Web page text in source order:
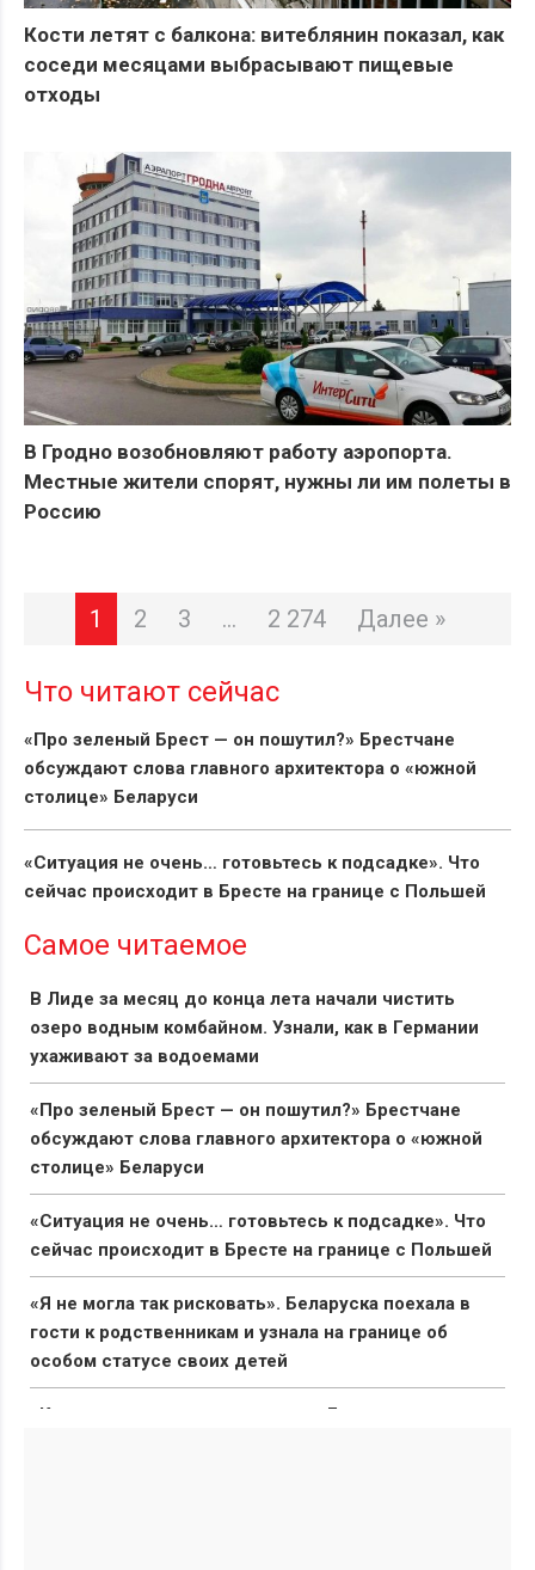
Кости летят с балкона: витеблянин показал, как
соседи месяцами выбрасывают пищевые
отходы
В Гродно возобновляют работу аэропорта.
Местные жители спорят, нужны ли им полеты в
Россию
1 2 3 … 2 274 Далее »
Что читают сейчас
«Про зеленый Брест — он пошутил?» Брестчане
обсуждают слова главного архитектора о «южной
столице» Беларуси
«Ситуация не очень… готовьтесь к подсадке». Что
сейчас происходит в Бресте на границе с Польшей
Самое читаемое
В Лиде за месяц до конца лета начали чистить
озеро водным комбайном. Узнали, как в Германии
ухаживают за водоемами
«Про зеленый Брест — он пошутил?» Брестчане
обсуждают слова главного архитектора о «южной
столице» Беларуси
«Ситуация не очень… готовьтесь к подсадке». Что
сейчас происходит в Бресте на границе с Польшей
«Я не могла так рисковать». Беларуска поехала в
гости к родственникам и узнала на границе об
особом статусе своих детей
«Капец, девушку аж разорвало». Брестчане